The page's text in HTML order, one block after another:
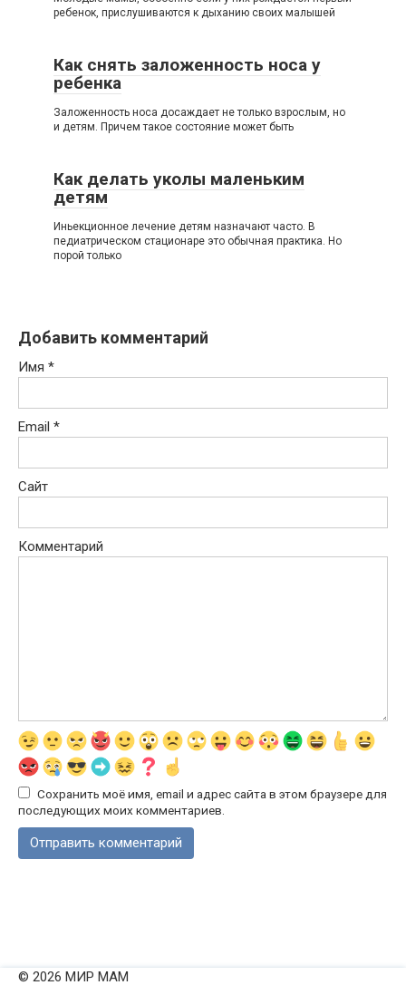
ребенок, прислушиваются к дыханию своих малышей
Как снять заложенность носа у
ребенка
Заложенность носа досаждает не только взрослым, но
и детям. Причем такое состояние может быть
Как делать уколы маленьким
детям
Иньекционное лечение детям назначают часто. В
педиатрическом стационаре это обычная практика. Но
порой только
Добавить комментарий
Имя *
Email *
Сайт
Комментарий
Сохранить моё имя, email и адрес сайта в этом браузере для
последующих моих комментариев.
© 2026 МИР МАМ